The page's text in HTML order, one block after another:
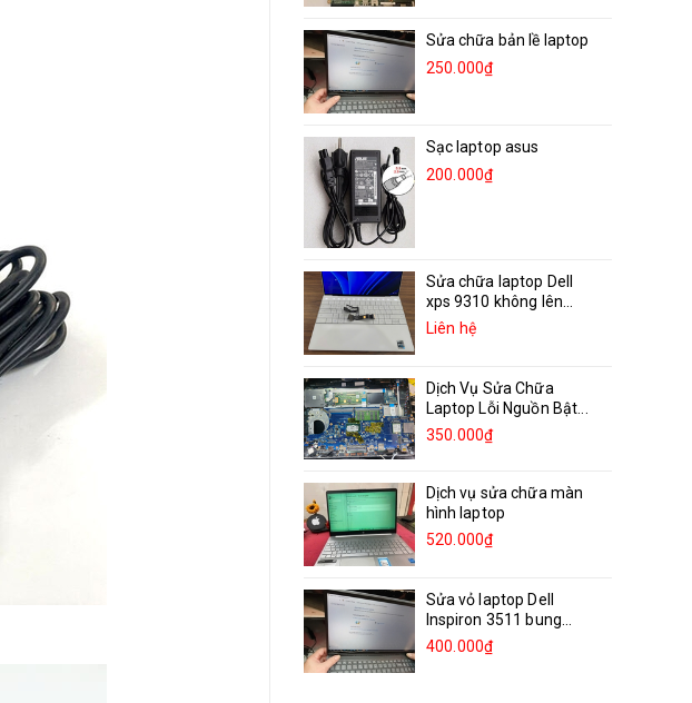
Sửa chữa bản lề laptop
250.000₫
Sạc laptop asus
200.000₫
Sửa chữa laptop Dell
xps 9310 không lên...
Liên hệ
Dịch Vụ Sửa Chữa
Laptop Lỗi Nguồn Bật...
350.000₫
Dịch vụ sửa chữa màn
hình laptop
520.000₫
Sửa vỏ laptop Dell
Inspiron 3511 bung
bản...
400.000₫